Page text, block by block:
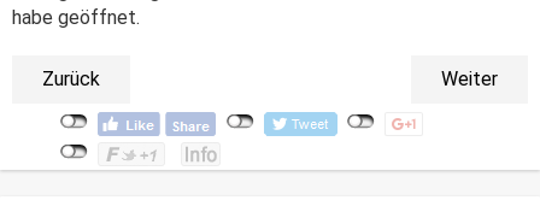
habe geöffnet.
Zurück Weiter